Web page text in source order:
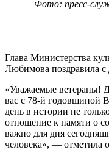
Фото: пресс-
Глава Министерства
Любимова поздравила
«Уважаемые ветераны!
вас с 78-й годовщиной
день в истории не
отношение к памяти о
важно для дня
человека», — отметила